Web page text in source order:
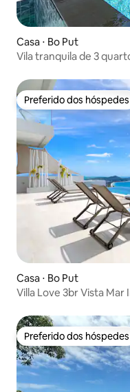
Casa ⋅ Bo Put
Vila tranquila de 3
Preferido dos hóspedes
Preferido dos hóspedes
Casa ⋅ Bo Put
Villa Love 3br Vista Mar
Preferido dos hóspedes
Preferido dos hóspedes